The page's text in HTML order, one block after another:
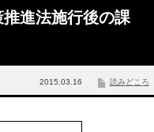
進法施行後の課
読みどころ
2015.03.16